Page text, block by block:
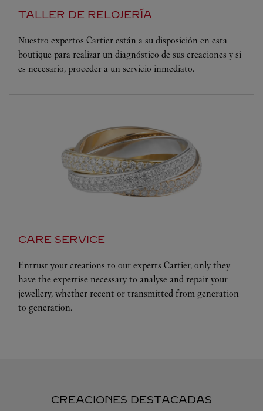
TALLER DE RELOJERÍA
Nuestro expertos Cartier están a su disposición en esta
boutique para realizar un diagnóstico de sus creaciones y si
es necesario, proceder a un servicio inmediato.
CARE SERVICE
Entrust your creations to our experts Cartier, only they
have the expertise necessary to analyse and repair your
jewellery, whether recent or transmitted from generation
to generation.
CREACIONES DESTACADAS